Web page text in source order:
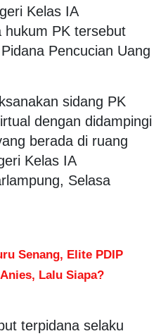
Kelas IA
hukum PK tersebut
Pencucian Uang
sidang PK
dengan didampingi
berada di ruang
Kelas IA
Selasa
Senang, Elite PDIP
Lalu Siapa?
terpidana selaku